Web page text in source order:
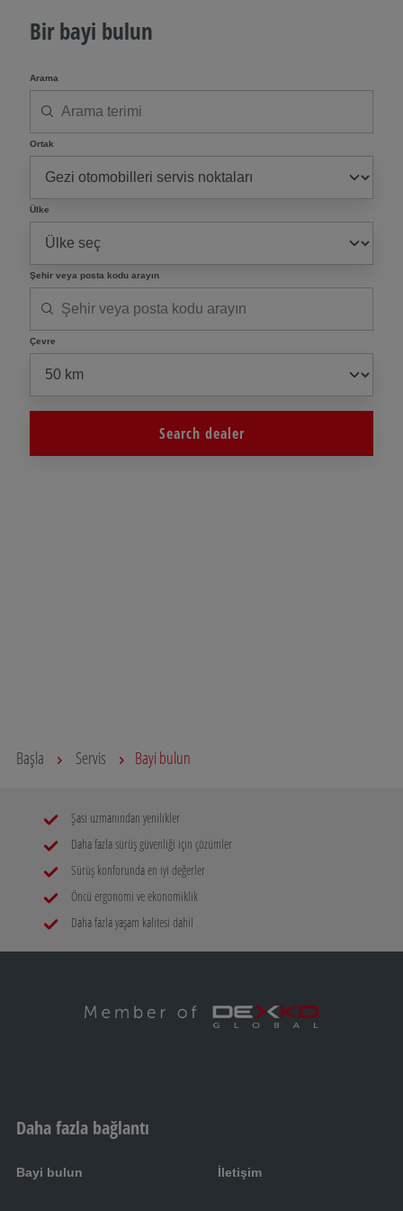
Bir bayi bulun
Arama
Ortak
Ülke
Şehir veya posta kodu arayın
Çevre
Search dealer
Başla Servis Bayi bulun
Şasi uzmanından yenilikler
Daha fazla sürüş güvenliği için çözümler
Sürüş konforunda en iyi değerler
Öncü ergonomi ve ekonomiklik
Daha fazla yaşam kalitesi dahil
Daha fazla bağlantı
Bayi bulun İletişim